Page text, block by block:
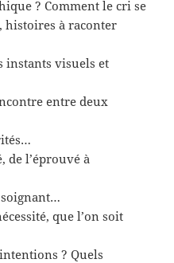
? Comment le cri se
histoires à raconter
instants visuels et
entre deux
de l’éprouvé à
soignant…
que l’on soit
? Quels